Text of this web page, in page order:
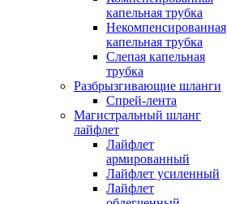
капельная трубка
Некомпенсированная
капельная трубка
Слепая капельная
трубка
Разбрызгивающие шланги
Спрей-лента
Магистральный шланг
лайфлет
Лайфлет
армированный
Лайфлет усиленный
Лайфлет